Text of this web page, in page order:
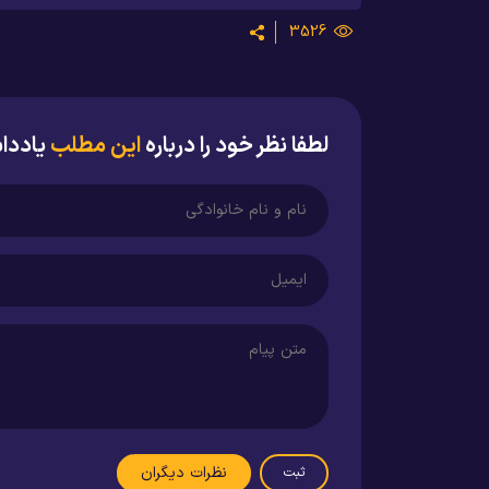
3526
لطفا نظر خود را دربارهاین مطلب
ثبت نظرات دیگران